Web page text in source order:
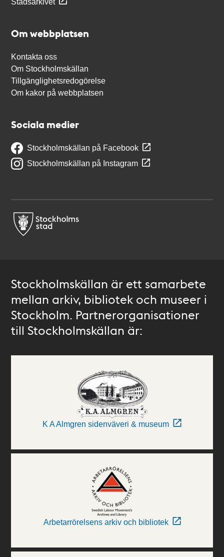
Stadsarkivet
Om webbplatsen
Kontakta oss
Om Stockholmskällan
Tillgänglighetsredogörelse
Om kakor på webbplatsen
Sociala medier
Stockholmskällan på Facebook
Stockholmskällan på Instagram
Stockholmskällan är ett samarbete
mellan arkiv, bibliotek och museer i
Stockholm. Partnerorganisationer
till Stockholmskällan är:
K A Almgren sidenväveri & museum
Arbetarrörelsens arkiv och bibliotek